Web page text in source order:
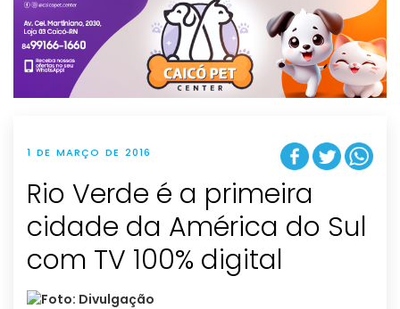
g
t
i
o
n
1 DE MARÇO DE 2016
Rio Verde é a primeira
cidade da América do Sul
com TV 100% digital